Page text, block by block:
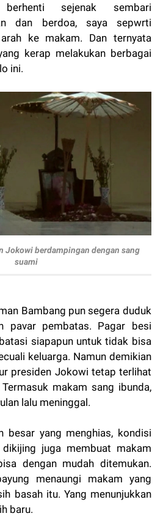
sejenak sembari
dan berdoa, saya sepwrti
ke makam. Dan ternyata
kerap melakukan berbagai
ini.
Jokowi berdampingan dengan sang
suami
Bambang pun segera duduk
pavar pembatas. Pagar besi
siapapun untuk tidak bisa
keluarga. Namun demikian
presiden Jokowi tetap terlihat
makam sang ibunda,
lalu meninggal.
besar yang menghias, kondisi
juga membuat makam
dengan mudah ditemukan.
menaungi makam yang
basah itu. Yang menunjukkan
baru.